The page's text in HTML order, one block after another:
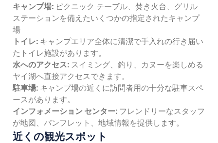
キャンプ場: ピクニック テーブル、焚き火台、グリル
ステーションを備えたいくつかの指定されたキャンプ
場
トイレ: キャンプエリア全体に清潔で手入れの行き届い
たトイレ施設があります。
水へのアクセス: スイミング、釣り、カヌーを楽しめる
ヤイ湖へ直接アクセスできます。
駐車場: キャンプ場の近くに訪問者用の十分な駐車スペ
ースがあります。
インフォメーション センター: フレンドリーなスタッフ
が地図、パンフレット、地域情報を提供します。
近くの観光スポット